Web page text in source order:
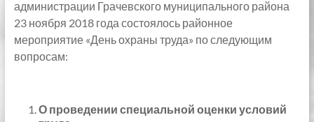
администрации Грачевского муниципального района
23 ноября 2018 года состоялось районное
мероприятие «День охраны труда» по следующим
вопросам:
О проведении специальной оценки условий